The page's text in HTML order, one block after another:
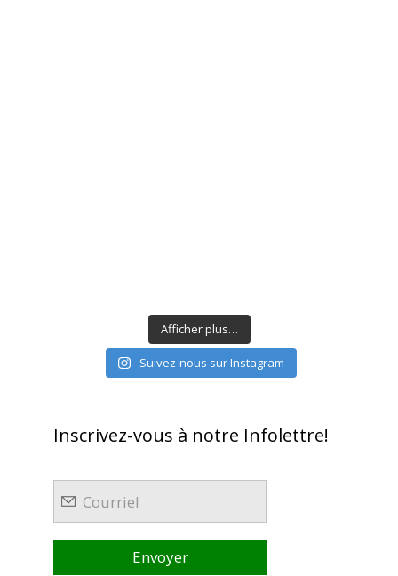
Afficher plus…
Suivez-nous sur Instagram
Inscrivez-vous à notre Infolettre!